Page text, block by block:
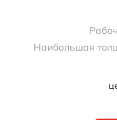
Наибольшая